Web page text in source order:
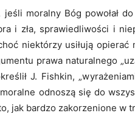
moralny Bóg powołał
i zła, sprawiedliwości i
niektórzy usiłują
prawa naturalnego
J. Fishkin,
odnoszą się do
jak bardzo zakorzenione